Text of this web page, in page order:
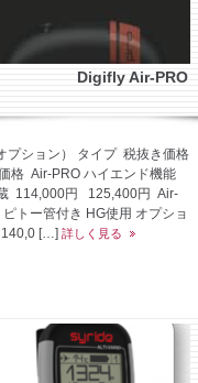
Digifly Air-PRO
プション） タイプ 税抜き価格
格 Air-PRO ハイエンド機能
114,000円 125,400円 Air-
ピトー管付き HG使用 オプショ
[…] 詳しく見る